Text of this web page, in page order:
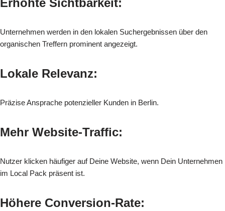
Erhöhte Sichtbarkeit:
Unternehmen werden in den lokalen Suchergebnissen über den
organischen Treffern prominent angezeigt.
Lokale Relevanz:
Präzise Ansprache potenzieller Kunden in Berlin.
Mehr Website-Traffic:
Nutzer klicken häufiger auf Deine Website, wenn Dein Unternehmen
im Local Pack präsent ist.
Höhere Conversion-Rate: